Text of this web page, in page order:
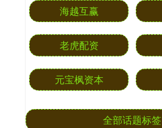
海越互赢
老虎配资
元宝枫资本
全部话题标签